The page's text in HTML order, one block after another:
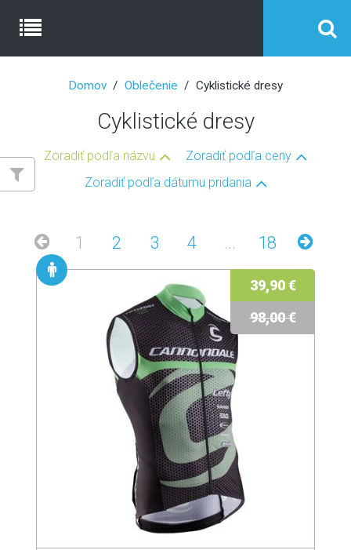
Domov Oblečenie Cyklistické dresy
Cyklistické dresy
Zoradiť podľa názvu
Zoradiť podľa ceny
Zoradiť podľa dátumu pridania
1 2 3 4 ... 18
39,90 €
98,00 €